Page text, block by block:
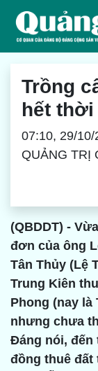
Trồng
hết
07:10, 29/10/
QUẢNG TRỊ
(QBDDT) -
đơn của ông
Tân Thủy (Lệ
Trung Kiên
Phong (nay là
nhưng chưa
Đáng nói,
đồng thuê đất